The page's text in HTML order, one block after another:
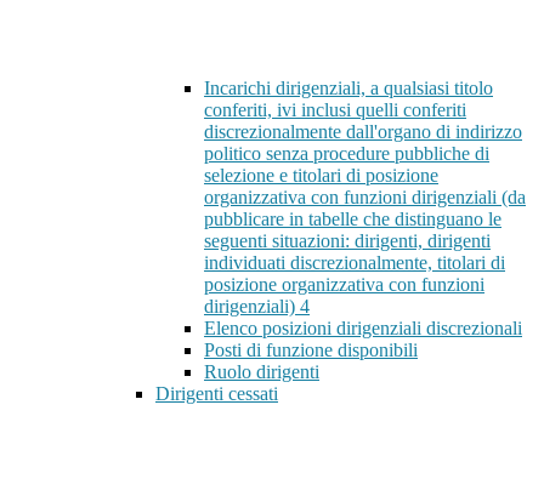
Incarichi dirigenziali, a qualsiasi titolo
conferiti, ivi inclusi quelli conferiti
discrezionalmente dall'organo di indirizzo
politico senza procedure pubbliche di
selezione e titolari di posizione
organizzativa con funzioni dirigenziali (da
pubblicare in tabelle che distinguano le
seguenti situazioni: dirigenti, dirigenti
individuati discrezionalmente, titolari di
posizione organizzativa con funzioni
dirigenziali) 4
Elenco posizioni dirigenziali discrezionali
Posti di funzione disponibili
Ruolo dirigenti
Dirigenti cessati